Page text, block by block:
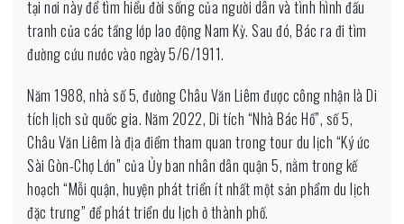
tại nơi này để tìm hiểu đời sống của người dân và tình hình đấu
tranh của các tầng lớp lao động Nam Kỳ. Sau đó, Bác ra đi tìm
đường cứu nước vào ngày 5/6/1911.
Năm 1988, nhà số 5, đường Châu Văn Liêm được công nhận là Di
tích lịch sử quốc gia. Năm 2022, Di tích “Nhà Bác Hồ”, số 5,
Châu Văn Liêm là địa điểm tham quan trong tour du lịch “Ký ức
Sài Gòn-Chợ Lớn” của Ủy ban nhân dân quận 5, nằm trong kế
hoạch “Mỗi quận, huyện phát triển ít nhất một sản phẩm du lịch
đặc trưng” để phát triển du lịch ở thành phố.